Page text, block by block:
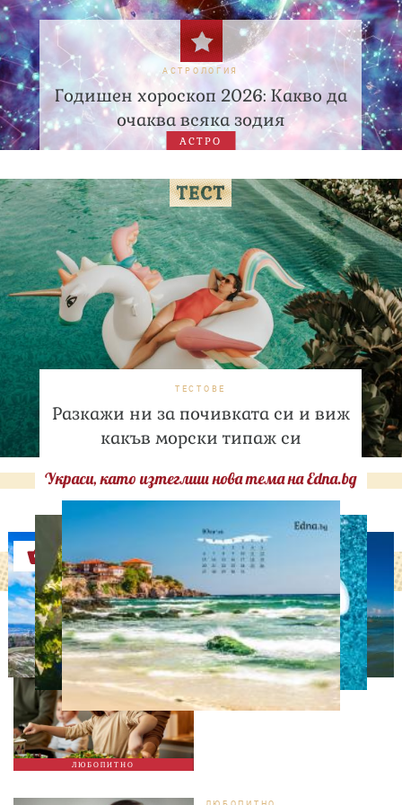
АСТРОЛОГИЯ
Годишен хороскоп 2026: Какво да
очаква всяка зодия
АСТРО
ТЕСТОВЕ
Разкажи ни за почивката си и виж
какъв морски типаж си
Украси, като изтеглиш нова тема на Edna.bg
Оферти
ЛЮБОПИТНО
ЛЮБОПИТНО
Тайната на добрата
вечеря не се крие в
сложната рецепта